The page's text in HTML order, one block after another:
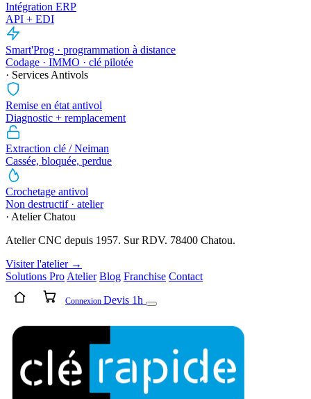
Intégration ERP
API + EDI
Smart'Prog · programmation à distance
Codage · IMMO · clé pilotée
· Services Antivols
Remise en état antivol
Diagnostic + remplacement
Extraction clé / Neiman
Cassée, bloquée, perdue
Crochetage antivol
Non destructif · atelier
· Atelier Chatou
Atelier CNC depuis 1957. Sur RDV. 78400 Chatou.
Visiter l'atelier →
Solutions Pro Atelier Blog Franchise Contact
Connexion Devis 1h